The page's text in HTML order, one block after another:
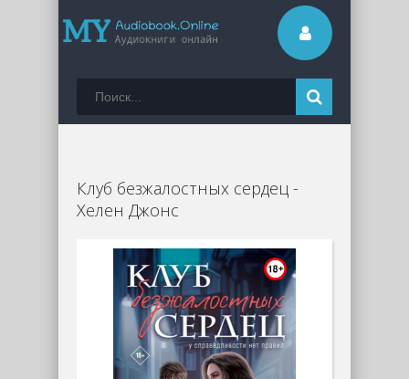
Клуб безжалостных сердец -
Хелен Джонс